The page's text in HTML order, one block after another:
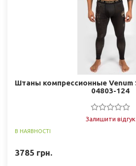
Штаны компрессионные Venum
04803-124
Залишити відгук
В НАЯВНОСТІ
3785 грн.